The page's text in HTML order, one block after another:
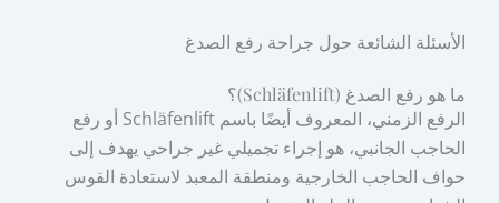
الأسئلة الشائعة حول جراحة رفع الصدغ
ما هو رفع الصدغ (Schläfenlift)؟
الرفع الزمني، المعروف أيضًا باسم Schläfenlift أو رفع
الحاجب الجانبي، هو إجراء تجميلي غير جراحي يهدف إلى
حواف الحاجب الخارجية ومنطقة المعبد لاستعادة القوس